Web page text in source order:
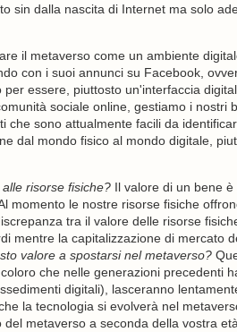
sin dalla nascita di Internet ma solo
il metaverso come un ambiente
con i suoi annunci su Facebook,
essere, piuttosto un'interfaccia
sociale online, gestiamo i nostri
che sono attualmente facili da
dal mondo fisico al mondo digitale,
risorse fisiche?Il valore di un bene è
momento le nostre risorse fisiche
tra il valore delle risorse
mentre la capitalizzazione di mercato
valore a spostarsi nel metaverso?
che nelle generazioni precedenti
digitali), lasceranno
la tecnologia si evolverà nel
metaverso a seconda della vostra